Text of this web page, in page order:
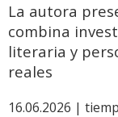
La autora
combina
literaria y
reales
16.06.2026 |